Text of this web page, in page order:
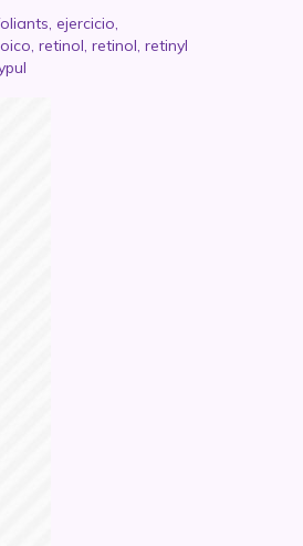
, ejercicio,
, retinol, retinol, retinyl